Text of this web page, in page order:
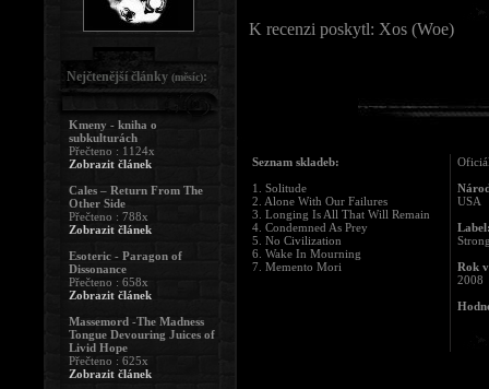
K recenzi poskytl: Xos (Woe)
Seznam skladeb:
1. Solitude
2. Alone With Our Failures
3. Longing Is All That Will Remain
4. Condemned As Prey
5. No Civilization
6. Wake In Mourning
7. Memento Mori
USA
Rok
2008
Nejčtenější články (měsíc):
Kmeny - kniha o
subkulturách
Přečteno : 1124x
Zobrazit článek
Cales – Return From The
Other Side
Přečteno : 788x
Zobrazit článek
Esoteric - Paragon of
Dissonance
Přečteno : 658x
Zobrazit článek
Massemord -The Madness
Tongue Devouring Juices of
Livid Hope
Přečteno : 625x
Zobrazit článek